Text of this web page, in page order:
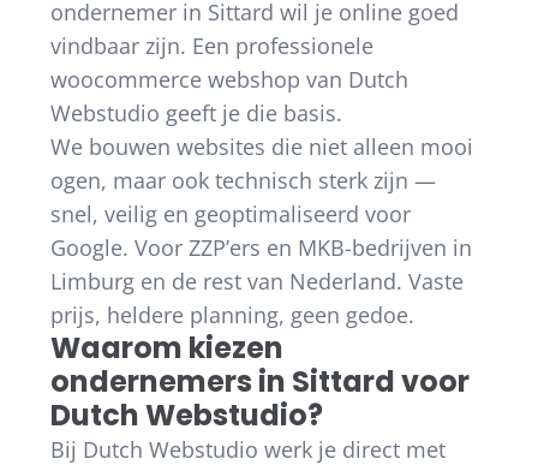
ondernemer in Sittard wil je online goed
vindbaar zijn. Een professionele
woocommerce webshop van Dutch
Webstudio geeft je die basis.
We bouwen websites die niet alleen mooi
ogen, maar ook technisch sterk zijn —
snel, veilig en geoptimaliseerd voor
Google. Voor ZZP’ers en MKB-bedrijven in
Limburg en de rest van Nederland. Vaste
prijs, heldere planning, geen gedoe.
Waarom kiezen
ondernemers in Sittard voor
Dutch Webstudio?
Bij Dutch Webstudio werk je direct met